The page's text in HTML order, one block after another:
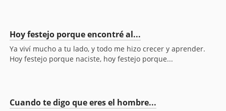
Hoy festejo porque encontré al...
Ya viví mucho a tu lado, y todo me hizo crecer y aprender.
Hoy festejo porque naciste, hoy festejo porque...
Cuando te digo que eres el hombre...